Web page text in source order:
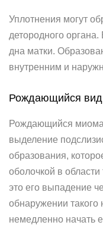
Уплотнения могут
детородного
дна матки.
внутренним и
Рождающийся вид
Рождающийся
выделение
образования,
оболочкой в
это его выпадение
обнаружении
немедленно начать